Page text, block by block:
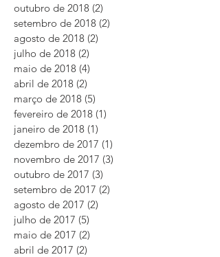
outubro de 2018 (2)
setembro de 2018 (2)
agosto de 2018 (2)
julho de 2018 (2)
maio de 2018 (4)
abril de 2018 (2)
março de 2018 (5)
fevereiro de 2018 (1)
janeiro de 2018 (1)
dezembro de 2017 (1)
novembro de 2017 (3)
outubro de 2017 (3)
setembro de 2017 (2)
agosto de 2017 (2)
julho de 2017 (5)
maio de 2017 (2)
abril de 2017 (2)